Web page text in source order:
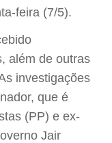
feira (7/5).
além de outras
investigações
que é
(PP) e ex-
Jair